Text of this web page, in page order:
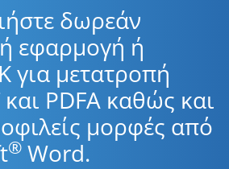
δωρεάν
εφαρμογή ή
για μετατροπή
PDFA καθώς και
μορφές από
® Word.